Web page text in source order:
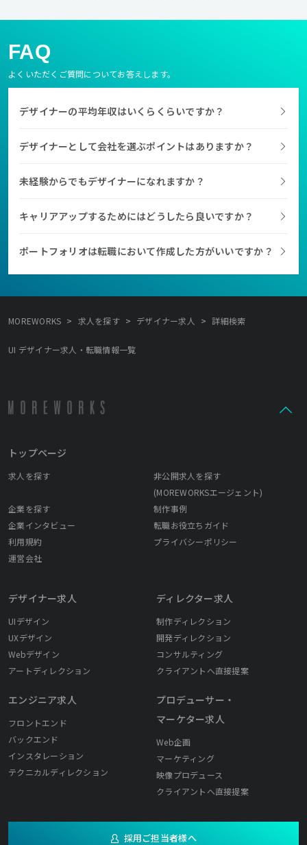
FAQ
よくいただくご質問についてお答えします。
デザイナーの平均年収はいくらくらいですか？
デザイナーとして会社を選ぶポイントはありますか？
未経験からでもデザイナーになれますか？
キャリアアップするためにはどうしたら良いですか？
ポートフォリオは転職において作成した方がいいですか？
MOREWORKS > 求人を探す > デザイナー求人 > 詳細検索
UI デザイナー求人・転職情報一覧
トップページ
求人を探す
非公開求人を探す
(MOREWORKSエージェント)
企業を探す
制作事例
企業インタビュー
転職お役立ちガイド
利用規約
プライバシーポリシー
運営会社
デザイナー求人
UIデザイン
UXデザイン
Webデザイン
アートディレクション
エンジニア求人
フロントエンド
バックエンド
インスタレーション
テクニカルディレクション
ディレクター求人
制作ディレクション
開発ディレクション
コンサルティング
クライアントへ直接提案
プロデューサー・
マーケター求人
Web企画
マーケティング
映像プロデュース
クライアントへ直接提案
採用ご担当者様へ